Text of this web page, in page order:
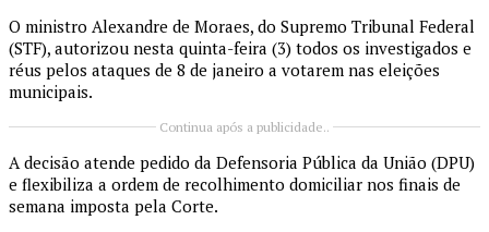
O ministro Alexandre de Moraes, do Supremo Tribunal Federal
(STF), autorizou nesta quinta-feira (3) todos os investigados e
réus pelos ataques de 8 de janeiro a votarem nas eleições
municipais.
Continua após a publicidade..
A decisão atende pedido da Defensoria Pública da União (DPU)
e flexibiliza a ordem de recolhimento domiciliar nos finais de
semana imposta pela Corte.